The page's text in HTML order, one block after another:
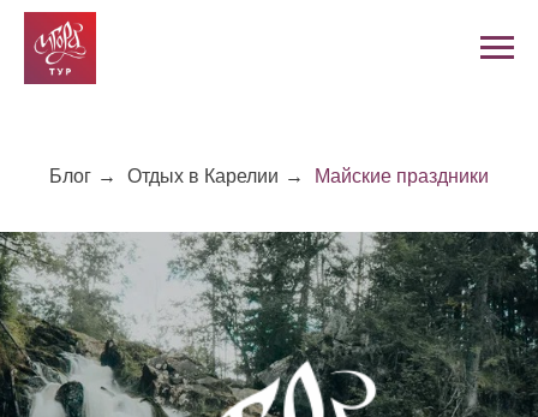
Блог → Отдых в Карелии → Майские праздники